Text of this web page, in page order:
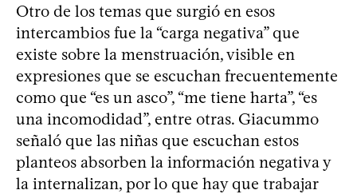
Otro de los temas que surgió en esos
intercambios fue la “carga negativa” que
existe sobre la menstruación, visible en
expresiones que se escuchan frecuentemente
como que “es un asco”, “me tiene harta”, “es
una incomodidad”, entre otras. Giacummo
señaló que las niñas que escuchan estos
planteos absorben la información negativa y
la internalizan, por lo que hay que trabajar